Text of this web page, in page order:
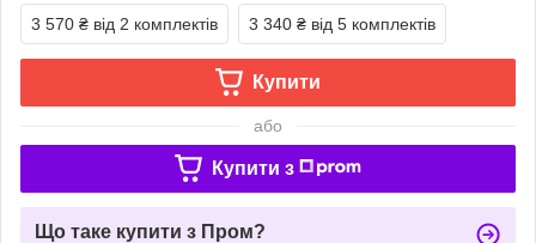
3 570 ₴ від 2 комплектів 3 340 ₴ від 5 комплектів
Купити
або
Купити з
Що таке купити з Пром?